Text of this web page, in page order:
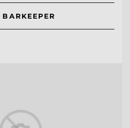
DE RANG / BARKEEPER